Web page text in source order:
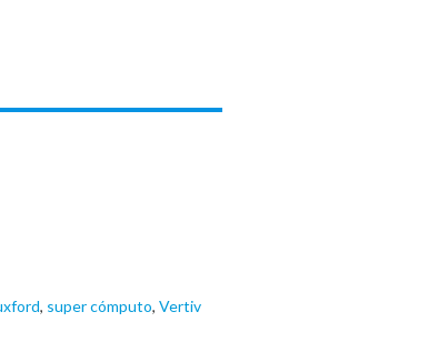
, super cómputo, Vertiv